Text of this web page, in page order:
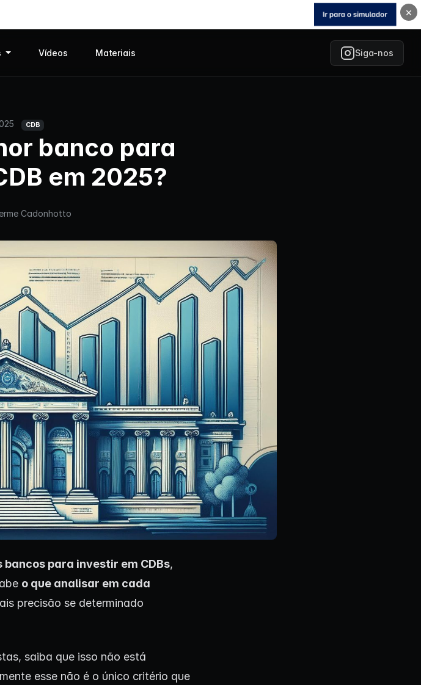
×
Vídeos Materiais Siga-nos
CDB
banco para
em 2025?
Cadonhotto
bancos para investir em CDBs,
o que analisar em cada
precisão se determinado
saiba que isso não está
esse não é o único critério que